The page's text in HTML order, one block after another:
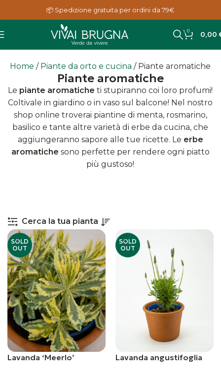
📦 Spedizione gratuita per ordini da 79€
0 0,00
Home Piante da orto e cucina Piante aromatiche
Piante aromatiche
Le piante aromatiche ti stupiranno coi loro profumi!
Coltivale in giardino o in vaso sul balcone! Nel nostro
shop online troverai piantine di menta, rosmarino,
basilico e tante altre varietà di erbe da cucina, che
aggiungeranno sapore alle tue ricette. Le erbe
aromatiche sono perfette per rendere ogni piatto
più gustoso!
Cerca la tua pianta
SOLD
OUT
Lavanda ‘Meerlo’
SOLD
OUT
Lavanda angustifoglia